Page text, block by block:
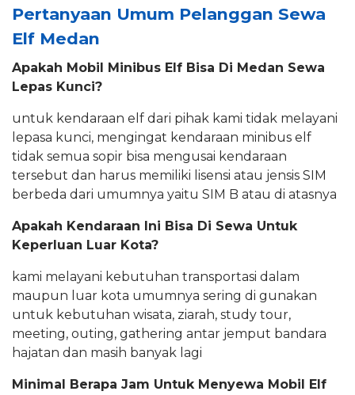
Pertanyaan Umum Pelanggan Sewa
Elf Medan
Apakah Mobil Minibus Elf Bisa Di Medan Sewa
Lepas Kunci?
untuk kendaraan elf dari pihak kami tidak melayani
lepasa kunci, mengingat kendaraan minibus elf
tidak semua sopir bisa mengusai kendaraan
tersebut dan harus memiliki lisensi atau jensis SIM
berbeda dari umumnya yaitu SIM B atau di atasnya
Apakah Kendaraan Ini Bisa Di Sewa Untuk
Keperluan Luar Kota?
kami melayani kebutuhan transportasi dalam
maupun luar kota umumnya sering di gunakan
untuk kebutuhan wisata, ziarah, study tour,
meeting, outing, gathering antar jemput bandara
hajatan dan masih banyak lagi
Minimal Berapa Jam Untuk Menyewa Mobil Elf